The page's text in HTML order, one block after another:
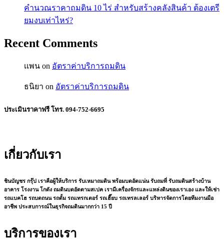
คำนวณราคาถมดิน 10 ไร่ สำหรับสร้างคลังสินค้า ต้องเตรี
ยมงบเท่าไหร่?
Recent Comments
เเพน on อัตราค่าบริการถมดิน
ธนิยา on อัตราค่าบริการถมดิน
ประเมินราคาฟรี โทร. 094-752-6695
เกี่ยวกับเรา
ชินบัญชร กรุ๊ป เราคือผู้ให้บริการ รับเหมาถมดิน พร้อมบดอัดแน่น รับถมที่ รับถมดินสร้างบ้าน
อาคาร โรงงาน โกดัง ถมดินบดอัดตามสเปค เรามีเครื่องจักรและแหล่งดินของเราเอง และให้เช่า
รถแบคโฮ รถบดถนน รถดั้ม รถแทรกเตอร์ รถเฮี๊ยบ รถเทรลเลอร์ บริหารจัดการโดยทีมงานมือ
อาชีพ ประสบการณ์ในธุรกิจถมดินมากกว่า 15 ปี
บริการของเรา